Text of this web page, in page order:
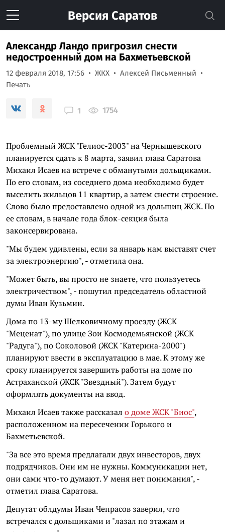
Версия Саратов
Александр Ландо пригрозил снести
недостроенный дом на Бахметьевской
12 февраля 2018, 17:56 ЖКХ
Алексей Письменный
Печать
1 1754
Проблемный ЖСК "Гелиос-2003" на Чернышевского
планируется сдать к 8 марта, заявил глава Саратова
Михаил Исаев на встрече с обманутыми дольщиками.
По его словам, из соседнего дома необходимо будет
выселить жильцов 11 квартир, а затем снести строение.
Слово было предоставлено одной из дольщиц ЖСК. По
ее словам, в начале года блок-секция была
законсервирована.
"Мы будем удивлены, если за январь нам выставят счет
за электроэнергию", - отметила она.
"Может быть, вы просто не знаете, что пользуетесь
электричеством", - пошутил председатель областной
думы Иван Кузьмин.
Дома по 13-му Шелковичному проезду (ЖСК
"Меценат"), по улице Зои Космодемьянской (ЖСК
"Радуга"), по Соколовой (ЖСК "Катерина-2000")
планируют ввести в эксплуатацию в мае. К этому же
сроку планируется завершить работы на доме по
Астраханской (ЖСК "Звездный"). Затем будут
оформлять документы на ввод.
Михаил Исаев также рассказал о доме ЖСК "Биос",
расположенном на пересечении Горького и
Бахметьевской.
"За все это время предлагали двух инвесторов, двух
подрядчиков. Они им не нужны. Коммуникации нет,
они сами что-то думают. У меня нет понимания", -
отметил глава Саратова.
Депутат облдумы Иван Чепрасов заверил, что
встречался с дольщиками и "лазал по этажам и